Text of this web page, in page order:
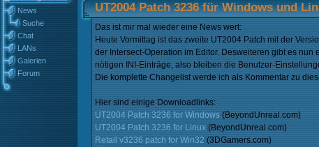
News
Suche
Chat
LANs
Galerien
Forum
UT2004 Patch 3236 für Windows und
Das ist mir mal wieder eine News wert:
Heute Vormittag ist das zweite UT2004 Patch mit der
der Intersect-Operation im Editor. Desweiteren gibt es
nötigen INI-Einträge, also bleiben die Benutzer-
Die komplette Changelist werde ich als Kommentar zu
Hier sind einige Downloadlinks:
UT2004 Patch 3236 for Windows (BeyondUnreal.com)
UT2004 Patch 3236 for Linux (BeyondUnreal.com)
Retail v3236 patch for Win32 (3DGamers.com)